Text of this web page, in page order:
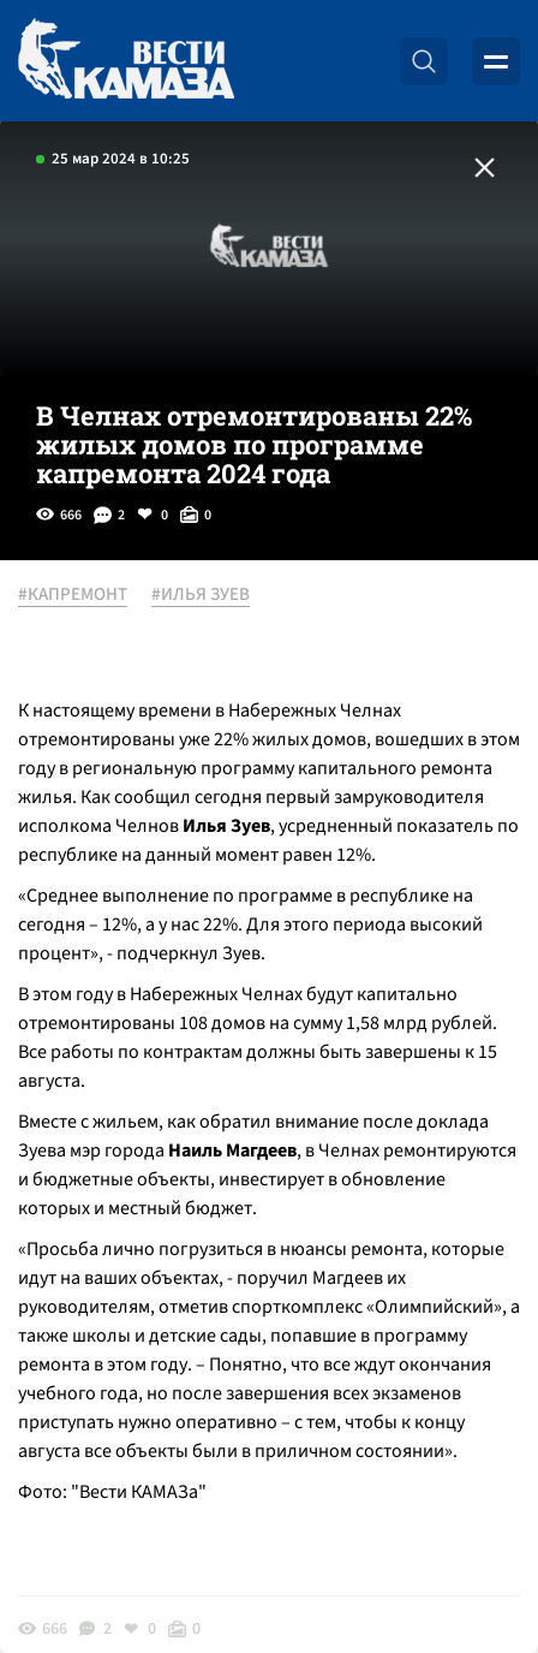
25 мар 2024 в 10:25
В Челнах отремонтированы 22%
жилых домов по программе
капремонта 2024 года
666 2 0 0
#КАПРЕМОНТ #ИЛЬЯ ЗУЕВ
К настоящему времени в Набережных Челнах
отремонтированы уже 22% жилых домов, вошедших в этом
году в региональную программу капитального ремонта
жилья. Как сообщил сегодня первый замруководителя
исполкома ЧелновИлья Зуев, усредненный показатель по
республике на данный момент равен 12%.
«Среднее выполнение по программе в республике на
сегодня – 12%, а у нас 22%. Для этого периода высокий
процент», - подчеркнул Зуев.
В этом году в Набережных Челнах будут капитально
отремонтированы 108 домов на сумму 1,58 млрд рублей.
Все работы по контрактам должны быть завершены к 15
августа.
Вместе с жильем, как обратил внимание после доклада
Зуева мэр города Наиль Магдеев, в Челнах ремонтируются
и бюджетные объекты, инвестирует в обновление
которых и местный бюджет.
«Просьба лично погрузиться в нюансы ремонта, которые
идут на ваших объектах, - поручил Магдеев их
руководителям, отметив спорткомплекс «Олимпийский», а
также школы и детские сады, попавшие в программу
ремонта в этом году. – Понятно, что все ждут окончания
учебного года, но после завершения всех экзаменов
приступать нужно оперативно – с тем, чтобы к концу
августа все объекты были в приличном состоянии».
Фото: "Вести КАМАЗа"
666 2 0 0